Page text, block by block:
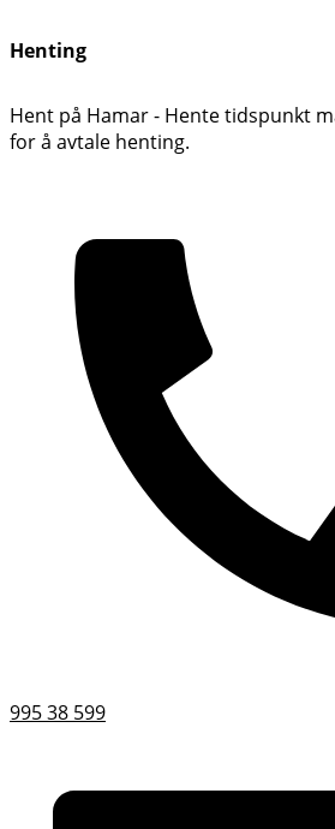
Henting
Hent på Hamar - Hente tidspunkt
for å avtale henting.
995 38 599